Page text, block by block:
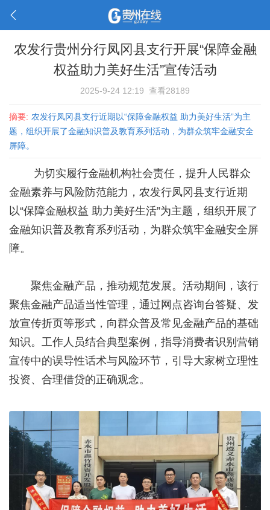
农发行贵州分行凤冈县支行开展“保障金融
权益助力美好生活”宣传活动
2025-9-24 12:19 查看28189
摘要: 农发行凤冈县支行近期以“保障金融权益 助力美好生活”为主
题，组织开展了金融知识普及教育系列活动，为群众筑牢金融安全
屏障。
为切实履行金融机构社会责任，提升人民群众
金融素养与风险防范能力，农发行凤冈县支行近期
以“保障金融权益 助力美好生活”为主题，组织开展了
金融知识普及教育系列活动，为群众筑牢金融安全屏
障。
聚焦金融产品，推动规范发展。活动期间，该行
聚焦金融产品适当性管理，通过网点咨询台答疑、发
放宣传折页等形式，向群众普及常见金融产品的基础
知识。工作人员结合典型案例，指导消费者识别营销
宣传中的误导性话术与风险环节，引导大家树立理性
投资、合理借贷的正确观念。